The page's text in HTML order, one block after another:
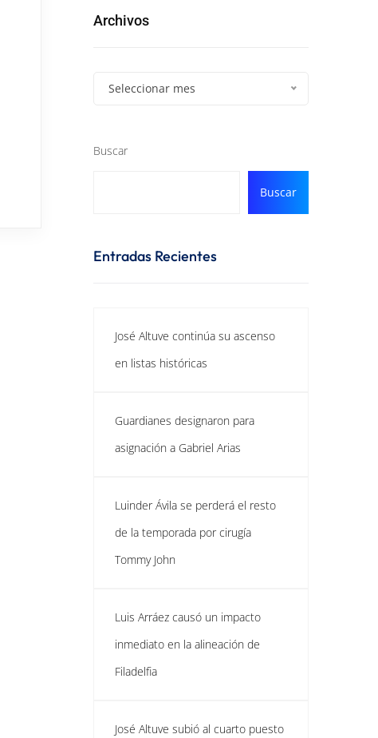
Archivos
Seleccionar mes
Buscar
Buscar
Entradas Recientes
José Altuve continúa su ascenso
en listas históricas
Guardianes designaron para
asignación a Gabriel Arias
Luinder Ávila se perderá el resto
de la temporada por cirugía
Tommy John
Luis Arráez causó un impacto
inmediato en la alineación de
Filadelfia
José Altuve subió al cuarto puesto